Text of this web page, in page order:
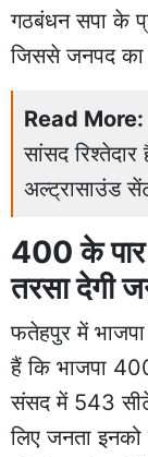
गठबंधन सपा के
जिससे जनपद का
Read More:
सांसद
अल्ट्रासाउंड
400 के
तरसा देगी
फतेहपुर में
हैं कि भाजपा
संसद में 543
लिए जनता